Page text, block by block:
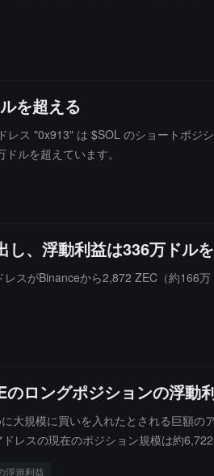
を超える
ス "0x913" は $SOL のショートポジ
ルを超えています。
、浮動利益は336万ドル
がBinanceから2,872 ZEC（約166
ロングポジションの浮動
規模に買いを入れたとされる巨額
レスの現在のポジション規模は約
浮遊利益